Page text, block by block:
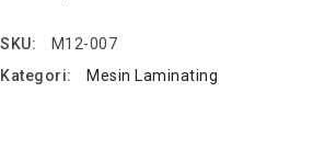
SKU:
M12-007
Kategori:
Mesin Laminating